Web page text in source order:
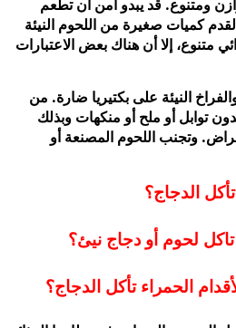
ومتنوع. قد يبدو آمن أن تطعم
كميات صغيرة من اللحوم النيئة
إلا أن هناك بعض الاعتبارات
النيئة على بكتيريا ضارة. من
توابل أو ملح أو منكهات وبذلك
وتجنب اللحوم المصنعة أو
الدجاج؟
لحوم أو دجاج نيئ؟
الحمراء تأكل الدجاج؟